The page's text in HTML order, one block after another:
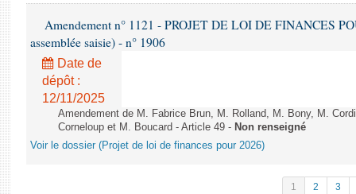
Amendement n° 1121 - PROJET DE LOI DE FINANCES
assemblée saisie) - n° 1906
Date de
dépôt :
12/11/2025
Amendement de M. Fabrice Brun, M. Rolland, M. Bony, M.
Corneloup et M. Boucard - Article 49 - Non renseigné
Voir le dossier (Projet de loi de finances pour 2026)
1 2 3